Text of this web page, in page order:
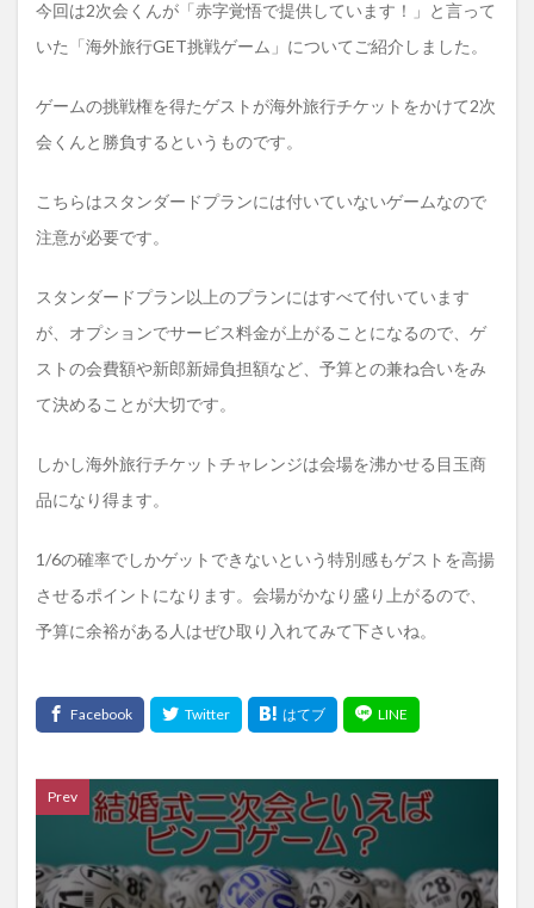
今回は2次会くんが「赤字覚悟で提供しています！」と言って
いた「海外旅行GET挑戦ゲーム」についてご紹介しました。
ゲームの挑戦権を得たゲストが海外旅行チケットをかけて2次
会くんと勝負するというものです。
こちらはスタンダードプランには付いていないゲームなので
注意が必要です。
スタンダードプラン以上のプランにはすべて付いています
が、オプションでサービス料金が上がることになるので、ゲ
ストの会費額や新郎新婦負担額など、予算との兼ね合いをみ
て決めることが大切です。
しかし海外旅行チケットチャレンジは会場を沸かせる目玉商
品になり得ます。
1/6の確率でしかゲットできないという特別感もゲストを高揚
させるポイントになります。会場がかなり盛り上がるので、
予算に余裕がある人はぜひ取り入れてみて下さいね。
Prev